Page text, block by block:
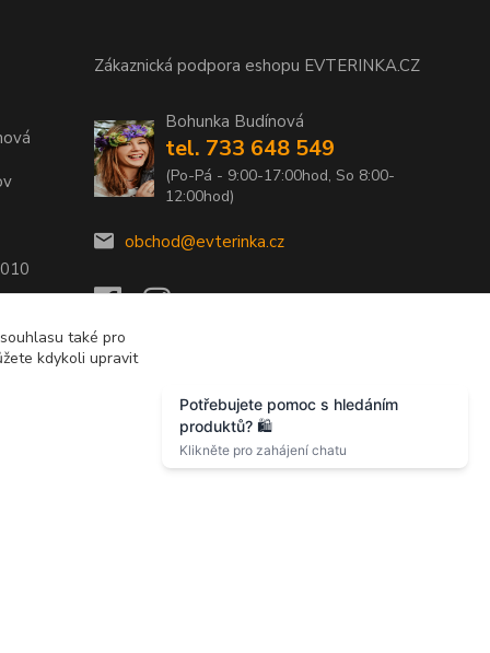
Zákaznická podpora eshopu EVTERINKA.CZ
Bohunka Budínová
tel. 733 648 549
(Po-Pá - 9:00-17:00hod, So 8:00-
12:00hod)
obchod@evterinka.cz
také pro
kdykoli upravit